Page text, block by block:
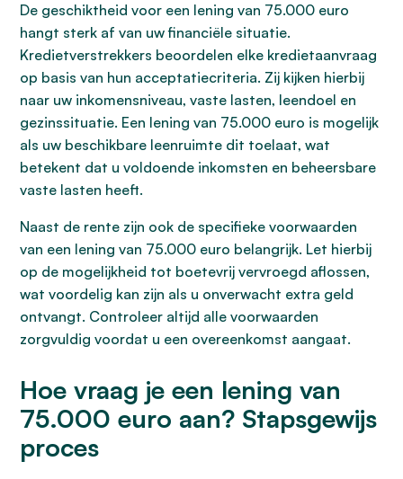
De geschiktheid voor een lening van 75.000 euro
hangt sterk af van uw financiële situatie.
Kredietverstrekkers beoordelen elke kredietaanvraag
op basis van hun acceptatiecriteria. Zij kijken hierbij
naar uw inkomensniveau, vaste lasten, leendoel en
gezinssituatie. Een lening van 75.000 euro is mogelijk
als uw beschikbare leenruimte dit toelaat, wat
betekent dat u voldoende inkomsten en beheersbare
vaste lasten heeft.
Naast de rente zijn ook de specifieke voorwaarden
van een lening van 75.000 euro belangrijk. Let hierbij
op de mogelijkheid tot boetevrij vervroegd aflossen,
wat voordelig kan zijn als u onverwacht extra geld
ontvangt. Controleer altijd alle voorwaarden
zorgvuldig voordat u een overeenkomst aangaat.
Hoe vraag je een lening van
75.000 euro aan? Stapsgewijs
proces